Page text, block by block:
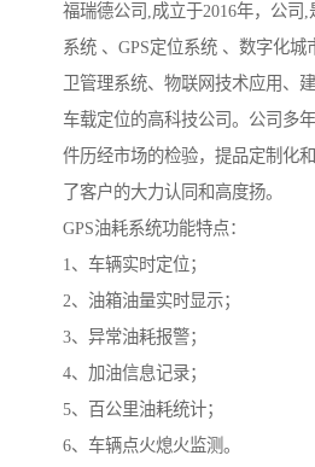
福瑞德公司,成立于2016年，公司
系统 、GPS定位系统 、数字化
卫管理系统、物联网技术应用、
车载定位的高科技公司。公司多
件历经市场的检验，提品定制化
了客户的大力认同和高度扬。
GPS油耗系统功能特点：
1、车辆实时定位；
2、油箱油量实时显示；
3、异常油耗报警；
4、加油信息记录；
5、百公里油耗统计；
6、车辆点火熄火监测。